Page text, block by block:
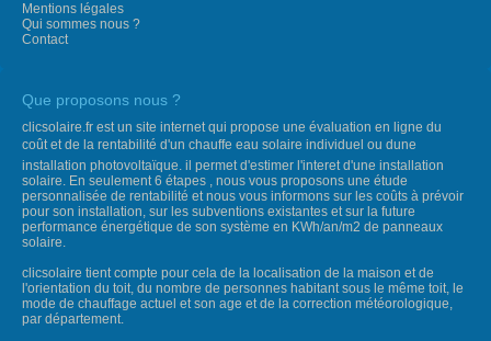
Mentions légales
Qui sommes nous ?
Contact
Que proposons nous ?
clicsolaire.fr est un site internet qui propose une évaluation en ligne du
coût et de la rentabilité d'un chauffe eau solaire individuel ou dune
installation photovoltaïque. il permet d'estimer l'interet d'une installation
solaire. En seulement 6 étapes , nous vous proposons une étude
personnalisée de rentabilité et nous vous informons sur les coûts à prévoir
pour son installation, sur les subventions existantes et sur la future
performance énergétique de son système en KWh/an/m2 de panneaux
solaire.
clicsolaire tient compte pour cela de la localisation de la maison et de
l'orientation du toit, du nombre de personnes habitant sous le même toit, le
mode de chauffage actuel et son age et de la correction météorologique,
par département.